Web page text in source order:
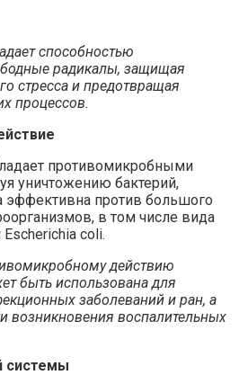
способностью
радикалы, защищая
стресса и предотвращая
процессов.
противомикробными
уничтожению бактерий,
эффективна против большого
в том числе вида
coli.
действию
быть использована для
заболеваний и ран, а
возникновения воспалительных
системы